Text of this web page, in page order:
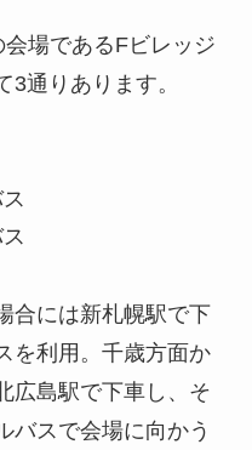
場であるFビレッジ
通りあります。
合には新札幌駅で下
を利用。千歳方面か
広島駅で下車し、そ
バスで会場に向かう